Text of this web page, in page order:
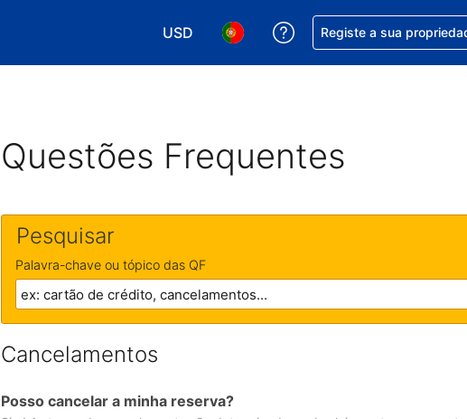
USD
Escolha a sua moeda. A sua moeda atual é
Escolha o seu idioma. O seu
Obtenha ajuda com a
Registe a sua
Questões Frequentes
Pesquisar
Palavra-chave ou tópico das QF
Cancelamentos
Posso cancelar a minha reserva?